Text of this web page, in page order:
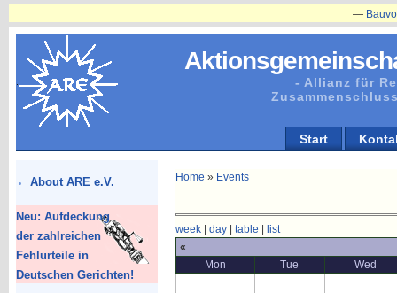
- Allianz für
Start
About ARE e.V.
Neu: Aufdeckung
der zahlreichen
Fehlurteile in
Deutschen Gerichten!
Home » Events
week| day| table
list
«
Mon
Tue Wed